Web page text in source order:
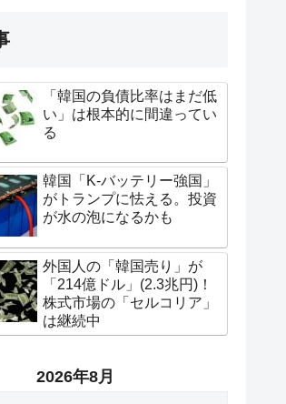
「韓国の負債比率はまだ低
い」は根本的に間違ってい
る
韓国「K-バッテリー強国」
がトランプに怯える。投資
が水の泡になるかも
外国人の「韓国売り」が
「214億ドル」(2.3兆円)！
株式市場の「セルコリア」
は継続中
2026年8月